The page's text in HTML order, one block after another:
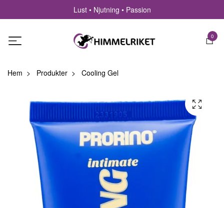
Lust • Njutning • Passion
0
Hem Produkter Cooling Gel